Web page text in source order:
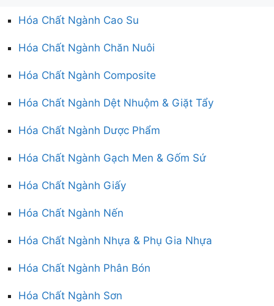
Hóa Chất Ngành Cao Su
Hóa Chất Ngành Chăn Nuôi
Hóa Chất Ngành Composite
Hóa Chất Ngành Dệt Nhuộm & Giặt Tẩy
Hóa Chất Ngành Dược Phẩm
Hóa Chất Ngành Gạch Men & Gốm Sứ
Hóa Chất Ngành Giấy
Hóa Chất Ngành Nến
Hóa Chất Ngành Nhựa & Phụ Gia Nhựa
Hóa Chất Ngành Phân Bón
Hóa Chất Ngành Sơn